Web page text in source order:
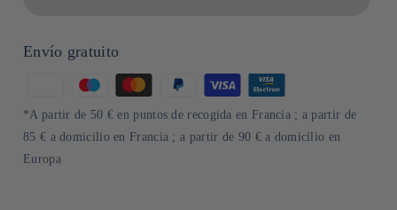
Envío gratuito
de
pago
*A partir de 50 € en puntos de recogida en Francia ; a partir de
85 € a domicilio en Francia ; a partir de 90 € a domicilio en
Europa